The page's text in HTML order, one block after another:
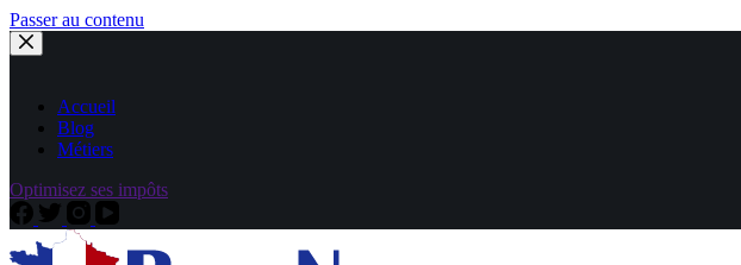
Passer au contenu
Accueil
Blog
Métiers
Optimisez ses impôts